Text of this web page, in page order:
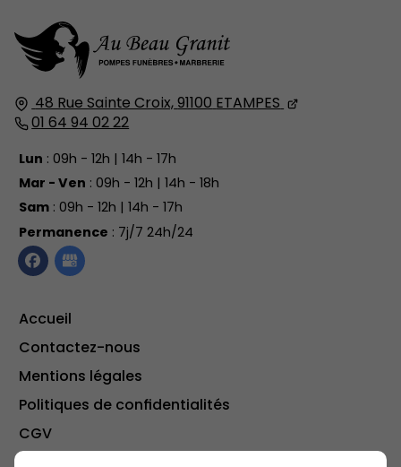
48 Rue Sainte Croix,91100 ETAMPES
01 64 94 02 22
Lun : 09h - 12h | 14h - 17h
Mar - Ven : 09h - 12h | 14h - 18h
Sam: 09h - 12h | 14h - 17h
Permanence : 7j/7 24h/24
Accueil
Contactez-nous
Mentions légales
Politiques de confidentialités
CGV